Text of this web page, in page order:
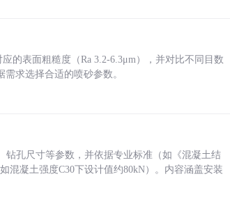
的表面粗糙度（Ra 3.2-6.3μm），并对比不同目数
求选择合适的喷砂参数。
孔尺寸等参数，并依据专业标准（如《混凝土结
混凝土强度C30下设计值约80kN）。内容涵盖安装